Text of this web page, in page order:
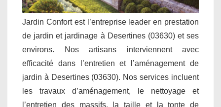
Jardin Confort est l’entreprise leader en prestation
de jardin et jardinage à Desertines (03630) et ses
environs. Nos artisans interviennent avec
efficacité dans l’entretien et l’aménagement de
jardin à Desertines (03630). Nos services incluent
les travaux d’aménagement, le nettoyage et
l’entretien des massifs, la taille et la tonte de